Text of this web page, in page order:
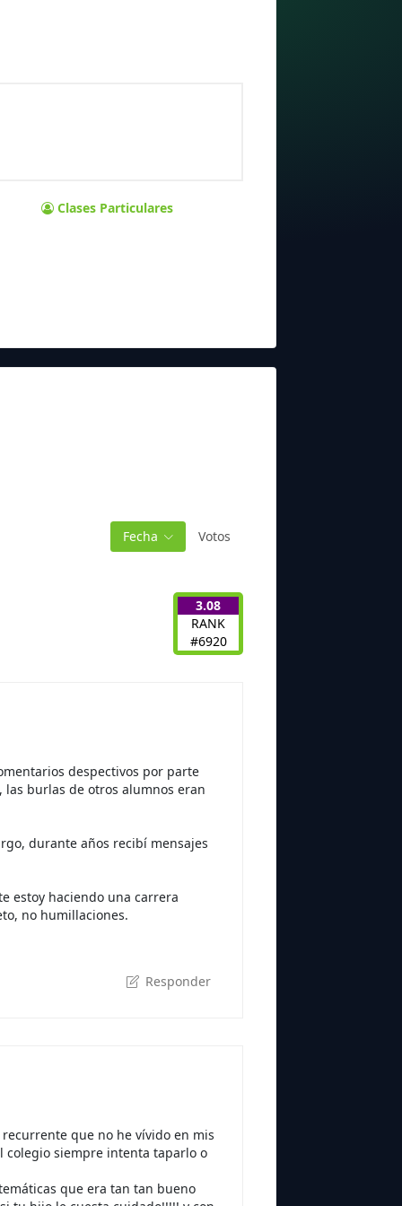
Clases Particulares
Fecha Votos
3.08
RANK
#6920
despectivos por parte
burlas de otros alumnos eran
durante años recibí mensajes
estoy haciendo una carrera
no humillaciones.
Responder
que no he vívido en mis
colegio siempre intenta taparlo o
que era tan tan bueno